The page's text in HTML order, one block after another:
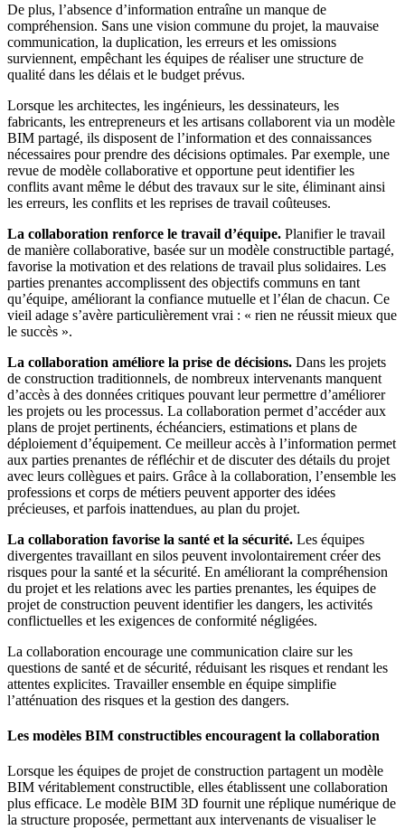
De plus, l’absence d’information entraîne un manque de
compréhension. Sans une vision commune du projet, la mauvaise
communication, la duplication, les erreurs et les omissions
surviennent, empêchant les équipes de réaliser une structure de
qualité dans les délais et le budget prévus.
Lorsque les architectes, les ingénieurs, les dessinateurs, les
fabricants, les entrepreneurs et les artisans collaborent via un modèle
BIM partagé, ils disposent de l’information et des connaissances
nécessaires pour prendre des décisions optimales. Par exemple, une
revue de modèle collaborative et opportune peut identifier les
conflits avant même le début des travaux sur le site, éliminant ainsi
les erreurs, les conflits et les reprises de travail coûteuses.
La collaboration renforce le travail d’équipe. Planifier le travail
de manière collaborative, basée sur un modèle constructible partagé,
favorise la motivation et des relations de travail plus solidaires. Les
parties prenantes accomplissent des objectifs communs en tant
qu’équipe, améliorant la confiance mutuelle et l’élan de chacun. Ce
vieil adage s’avère particulièrement vrai : « rien ne réussit mieux que
le succès ».
La collaboration améliore la prise de décisions. Dans les projets
de construction traditionnels, de nombreux intervenants manquent
d’accès à des données critiques pouvant leur permettre d’améliorer
les projets ou les processus. La collaboration permet d’accéder aux
plans de projet pertinents, échéanciers, estimations et plans de
déploiement d’équipement. Ce meilleur accès à l’information permet
aux parties prenantes de réfléchir et de discuter des détails du projet
avec leurs collègues et pairs. Grâce à la collaboration, l’ensemble les
professions et corps de métiers peuvent apporter des idées
précieuses, et parfois inattendues, au plan du projet.
La collaboration favorise la santé et la sécurité. Les équipes
divergentes travaillant en silos peuvent involontairement créer des
risques pour la santé et la sécurité. En améliorant la compréhension
du projet et les relations avec les parties prenantes, les équipes de
projet de construction peuvent identifier les dangers, les activités
conflictuelles et les exigences de conformité négligées.
La collaboration encourage une communication claire sur les
questions de santé et de sécurité, réduisant les risques et rendant les
attentes explicites. Travailler ensemble en équipe simplifie
l’atténuation des risques et la gestion des dangers.
Les modèles BIM constructibles encouragent la collaboration
Lorsque les équipes de projet de construction partagent un modèle
BIM véritablement constructible, elles établissent une collaboration
plus efficace. Le modèle BIM 3D fournit une réplique numérique de
la structure proposée, permettant aux intervenants de visualiser le